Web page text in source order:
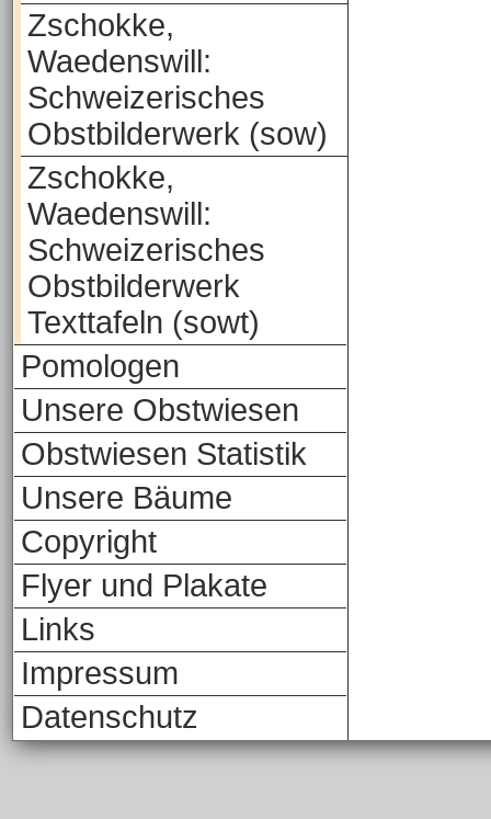
Zschokke,
Waedenswill:
Schweizerisches
Obstbilderwerk (sow)
Zschokke,
Waedenswill:
Schweizerisches
Obstbilderwerk
Texttafeln (sowt)
Pomologen
Unsere Obstwiesen
Obstwiesen Statistik
Unsere Bäume
Copyright
Flyer und Plakate
Links
Impressum
Datenschutz